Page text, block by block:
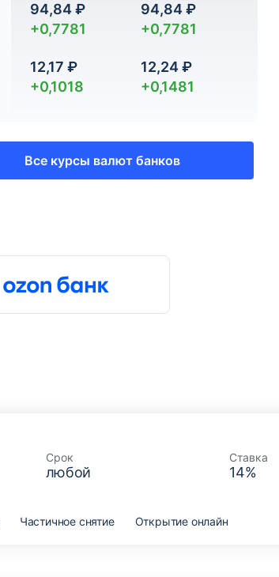
94,84 ₽
+0,7781
12,17 ₽
+0,1018
94,84 ₽
+0,7781
12,24 ₽
+0,1481
Все курсы валют банков
Срок
любой
Ставка
14%
Частичное снятие Открытие онлайн